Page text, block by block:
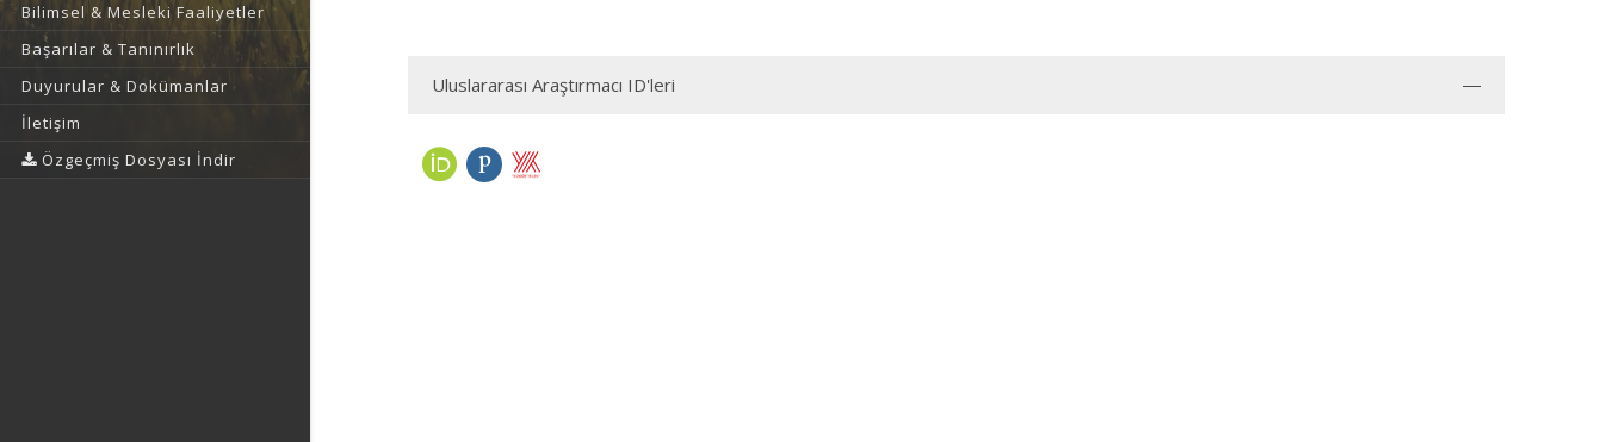
Bilimsel & Mesleki Faaliyetler
Başarılar & Tanınırlık
Duyurular & Dokümanlar
İletişim
Özgeçmiş Dosyası İndir
Uluslararası Araştırmacı ID'leri